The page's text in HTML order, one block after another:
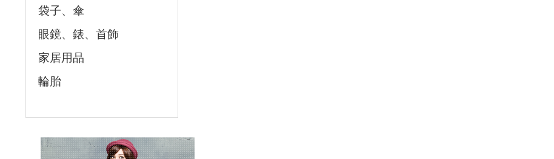
袋子、傘
眼鏡、錶、首飾
家居用品
輪胎